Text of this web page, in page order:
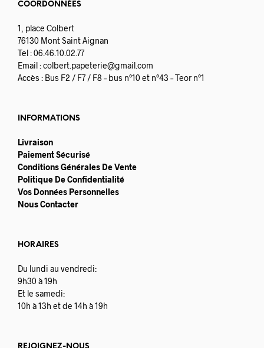
COORDONNÉES
1, place Colbert
76130 Mont Saint Aignan
Tel : 06.46.10.02.77
Email :colbert.papeterie@gmail.com
Accès : Bus F2 / F7 / F8 – bus n°10 et n°43 – Teor n°1
INFORMATIONS
Livraison
Paiement Sécurisé
Conditions Générales De Vente
Politique De Confidentialité
Vos Données Personnelles
Nous Contacter
HORAIRES
Du lundi au vendredi:
9h30 à 19h
Et le samedi:
10h à 13h et de 14h à 19h